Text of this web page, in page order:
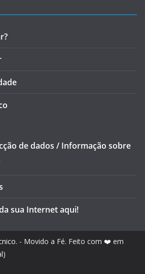
de dados / Informação sobre
sua Internet aqui!
. - Movido a Fé. Feito com ❤️ em